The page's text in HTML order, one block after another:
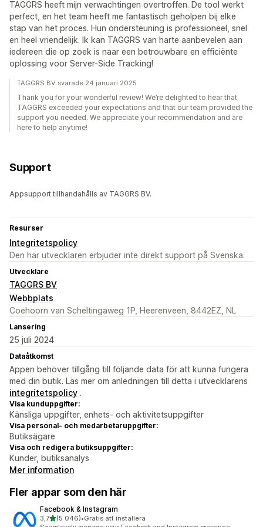
TAGGRS heeft mijn verwachtingen overtroffen. De tool werkt
perfect, en het team heeft me fantastisch geholpen bij elke
stap van het proces. Hun ondersteuning is professioneel, snel
en heel vriendelijk. Ik kan TAGGRS van harte aanbevelen aan
iedereen die op zoek is naar een betrouwbare en efficiënte
oplossing voor Server-Side Tracking!
TAGGRS BV svarade 24 januari 2025
Thank you for your wonderful review! We’re delighted to hear that
TAGGRS exceeded your expectations and that our team provided the
support you needed. We appreciate your recommendation and are
here to help anytime!
Support
Appsupport tillhandahålls av TAGGRS BV.
Resurser
Integritetspolicy
Den här utvecklaren erbjuder inte direkt support på Svenska.
Utvecklare
TAGGRS BV
Webbplats
Coehoorn van Scheltingaweg 1P, Heerenveen, 8442EZ, NL
Lansering
25 juli 2024
Dataåtkomst
Appen behöver tillgång till följande data för att kunna fungera
med din butik. Läs mer om anledningen till detta i utvecklarens
integritetspolicy .
Visa kunduppgifter:
Känsliga uppgifter, enhets- och aktivitetsuppgifter
Visa personal- och medarbetaruppgifter:
Butiksägare
Visa och redigera butiksuppgifter:
Kunder, butiksanalys
Mer information
Fler appar som den här
Facebook & Instagram
3,7av 5 stjärnor
(5 046)
5046 recensioner totalt
•Gratis att installera